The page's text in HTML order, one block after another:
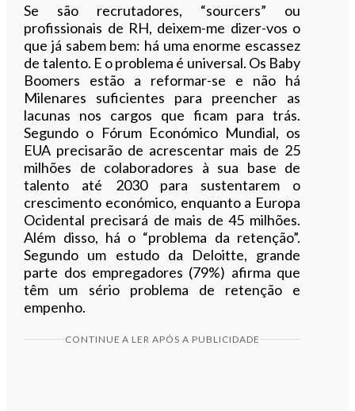
Se são recrutadores, “sourcers” ou
profissionais de RH, deixem-me dizer-vos o
que já sabem bem: há uma enorme escassez
de talento. E o problema é universal. Os Baby
Boomers estão a reformar-se e não há
Milenares suficientes para preencher as
lacunas nos cargos que ficam para trás.
Segundo o Fórum Económico Mundial, os
EUA precisarão de acrescentar mais de 25
milhões de colaboradores à sua base de
talento até 2030 para sustentarem o
crescimento económico, enquanto a Europa
Ocidental precisará de mais de 45 milhões.
Além disso, há o “problema da retenção”.
Segundo um estudo da Deloitte, grande
parte dos empregadores (79%) afirma que
têm um sério problema de retenção e
empenho.
CONTINUE A LER APÓS A PUBLICIDADE